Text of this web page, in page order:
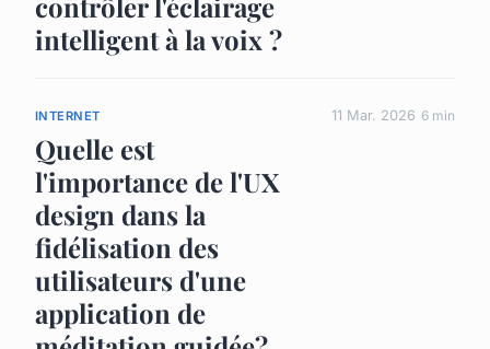
intelligent à la voix ?
INTERNET
Quelle est
l'importance de l'UX
design dans la
fidélisation des
utilisateurs d'une
application de
11 Mar. 2026 6 min